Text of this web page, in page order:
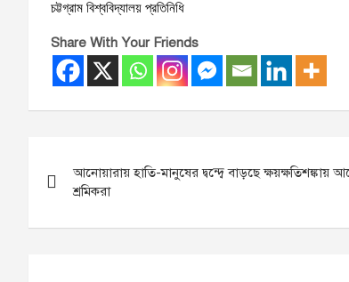
চট্টগ্রাম বিশ্ববিদ্যালয় প্রতিনিধি
Share With Your Friends
navigation
আনোয়ারায় হাতি-মানুষের দ্বন্দ্বে বাড়ছে ক্ষয়ক্ষতিশঙ্কায়
শ্রমিকরা